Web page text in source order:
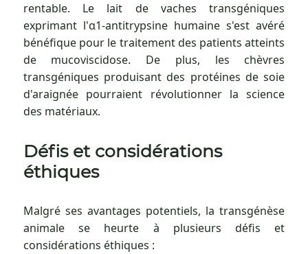
rentable. Le lait de vaches transgéniques
exprimant l'α1-antitrypsine humaine s'est avéré
bénéfique pour le traitement des patients atteints
de mucoviscidose. De plus, les chèvres
transgéniques produisant des protéines de soie
d'araignée pourraient révolutionner la science
des matériaux.
Défis et considérations
éthiques
Malgré ses avantages potentiels, la transgénèse
animale se heurte à plusieurs défis et
considérations éthiques :